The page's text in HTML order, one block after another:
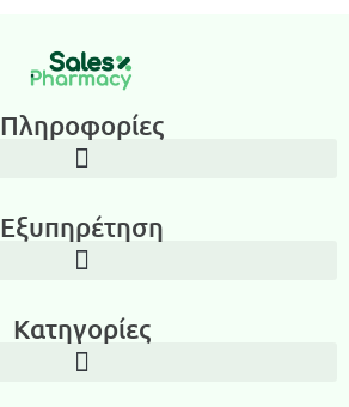
Πληροφορίες
Εξυπηρέτηση
Κατηγορίες